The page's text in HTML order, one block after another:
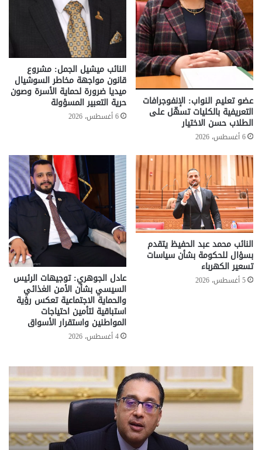
عضو تعليم النواب: الإنفوجرافات
التعريفية بالكليات تسهّل على
الطلاب حسن الاختيار
6 أغسطس، 2026
النائب ميشيل الجمل: مشروع
قانون مواجهة مخاطر السوشيال
ميديا ضرورة لحماية الأسرة وصون
حرية التعبير المسؤولة
6 أغسطس، 2026
النائب محمد عبد الحفيظ يتقدم
بسؤال للحكومة بشأن سياسات
تسعير الكهرباء
5 أغسطس، 2026 عادل الجوهري: توجيهات الرئيس
السيسي بشأن الأمن الغذائي
والحماية الاجتماعية تعكس رؤية
استباقية لتأمين احتياجات
المواطنين واستقرار الأسواق
4 أغسطس، 2026
تحركات
حكومية
لحسم
قانون
القديم..والبرلمان:
جاهزون
..